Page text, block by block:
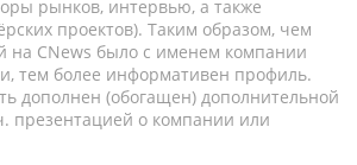
рынков, интервью, а также
проектов). Таким образом, чем
на CNews было с именем компании
тем более информативен профиль.
дополнен (обогащен) дополнительной
презентацией о компании или